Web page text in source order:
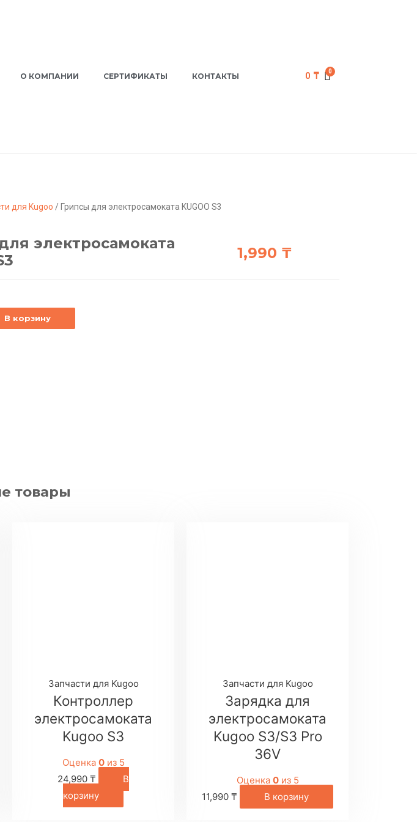
О КОМПАНИИ СЕРТИФИКАТЫ КОНТАКТЫ 0 ₸
для Kugoo / Грипсы для электросамоката KUGOO S3
электросамоката
1,990 ₸
В корзину
товары
Запчасти для Kugoo
Контроллер
электросамоката
Kugoo S3
Оценка 0из 5
24,990 ₸
В
корзину
Запчасти для Kugoo
Зарядка для
электросамоката
Kugoo S3/S3 Pro
36V
Оценка 0из 5
11,990 ₸ В корзину